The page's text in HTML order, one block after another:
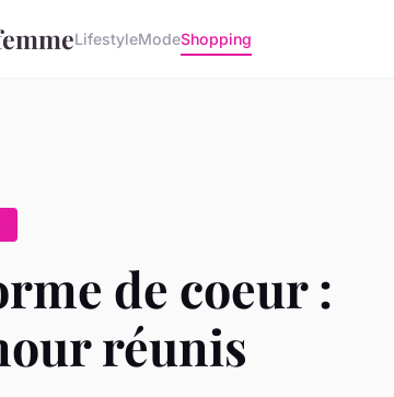
LifestyleModeShopping
de coeur :
réunis